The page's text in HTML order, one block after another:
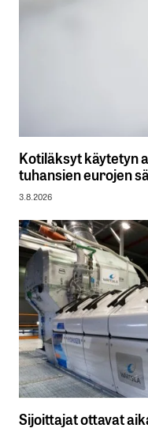
Kotiläksyt käytetyn
tuhansien eurojen
3.8.2026
Sijoittajat ottavat